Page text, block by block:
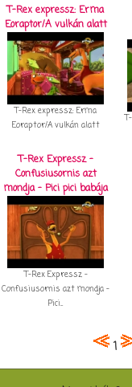
T-Rex expressz: Erma
Eoraptor/A vulkán alatt
T-Rex expressz: Erma
Eoraptor/A vulkán alatt
T-Rex Expressz -
Confusiusornis azt
mondja - Pici pici babája
T-Rex Expressz -
Confusiusornis azt mondja -
Pici...
1